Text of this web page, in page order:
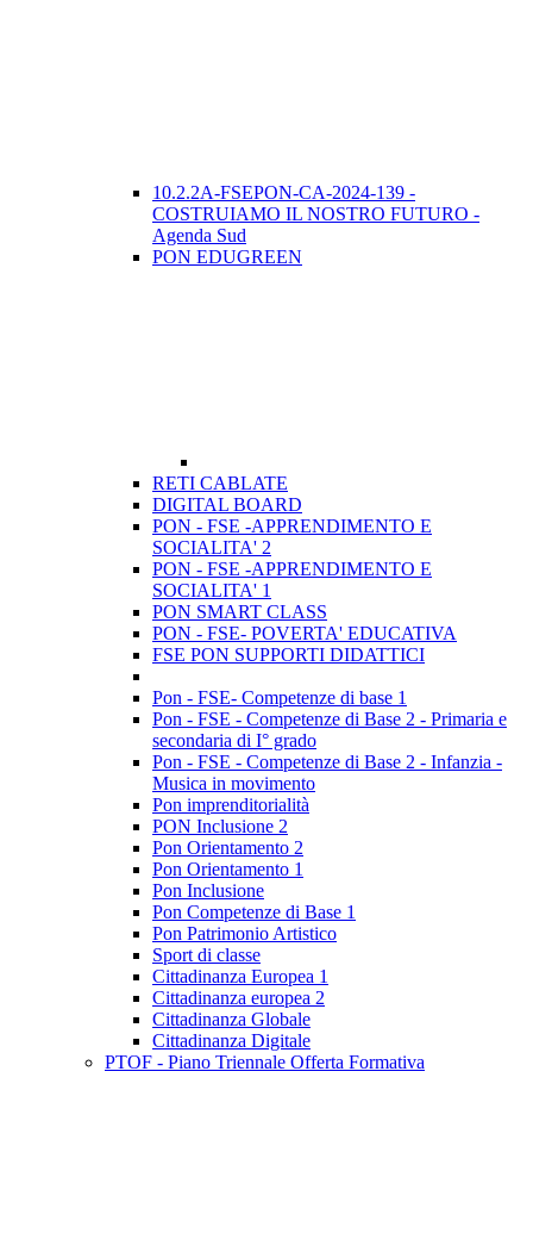
10.2.2A-FSEPON-CA-2024-139 -
COSTRUIAMO IL NOSTRO FUTURO -
Agenda Sud
PON EDUGREEN
RETI CABLATE
DIGITAL BOARD
PON - FSE -APPRENDIMENTO E
SOCIALITA' 2
PON - FSE -APPRENDIMENTO E
SOCIALITA' 1
PON SMART CLASS
PON - FSE- POVERTA' EDUCATIVA
FSE PON SUPPORTI DIDATTICI
Pon - FSE- Competenze di base 1
Pon - FSE - Competenze di Base 2 - Primaria e
secondaria di I° grado
Pon - FSE - Competenze di Base 2 - Infanzia -
Musica in movimento
Pon imprenditorialità
PON Inclusione 2
Pon Orientamento 2
Pon Orientamento 1
Pon Inclusione
Pon Competenze di Base 1
Pon Patrimonio Artistico
Sport di classe
Cittadinanza Europea 1
Cittadinanza europea 2
Cittadinanza Globale
Cittadinanza Digitale
PTOF - Piano Triennale Offerta Formativa